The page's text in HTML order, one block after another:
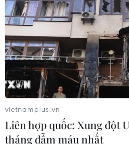
vietnamplus.vn
Liên hợp quốc: Xung đột
tháng đẫm máu nhất